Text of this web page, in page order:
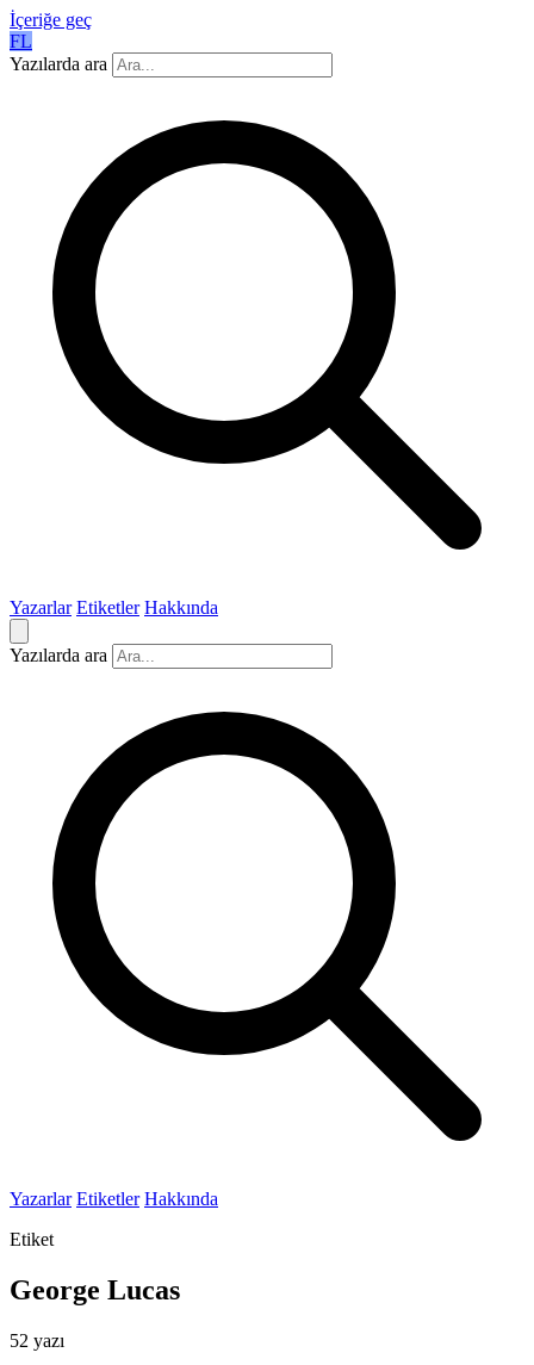
İçeriğe geç
FL
Yazılarda ara
Yazarlar Etiketler Hakkında
Yazılarda ara
Yazarlar Etiketler Hakkında
Etiket
George Lucas
52 yazı